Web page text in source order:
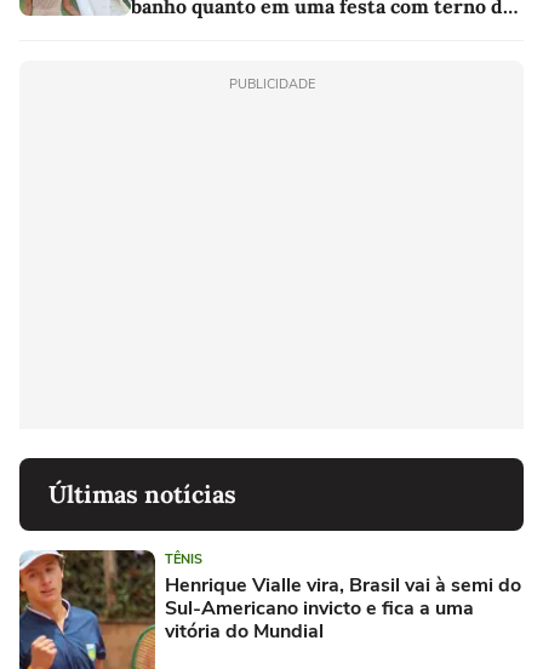
banho quanto em uma festa com terno de
PUBLICIDADE
Últimas notícias
TÊNIS
Henrique Vialle vira, Brasil vai à semi do
Sul-Americano invicto e fica a uma
vitória do Mundial